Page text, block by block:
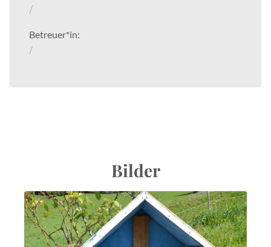
/
Betreuer*in:
/
Bilder